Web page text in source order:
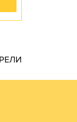
всегда ниже,
так как сырье
виды и типы